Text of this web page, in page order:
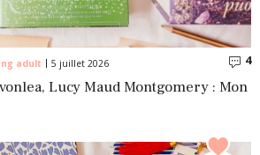
adult 5 juillet 2026 4
Lucy Maud Montgomery : Mon